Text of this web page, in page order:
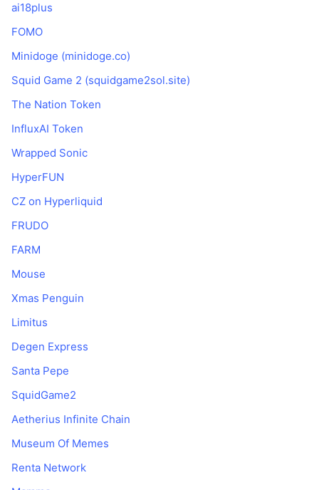
ai18plus
FOMO
Minidoge (minidoge.co)
Squid Game 2 (squidgame2sol.site)
The Nation Token
InfluxAI Token
Wrapped Sonic
HyperFUN
CZ on Hyperliquid
FRUDO
FARM
Mouse
Xmas Penguin
Limitus
Degen Express
Santa Pepe
SquidGame2
Aetherius Infinite Chain
Museum Of Memes
Renta Network